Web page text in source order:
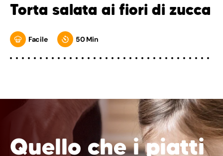
Torta salata ai fiori di zucca
Facile 50 Min
Quello che i piatti